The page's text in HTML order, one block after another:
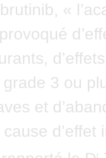
«
d’effets
3 ou
et
d’effet
r